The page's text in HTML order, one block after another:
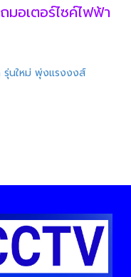
มอเตอร์ไซค์ไฟฟ้า
รุ่นใหม่ พุ่งแรงงงส์